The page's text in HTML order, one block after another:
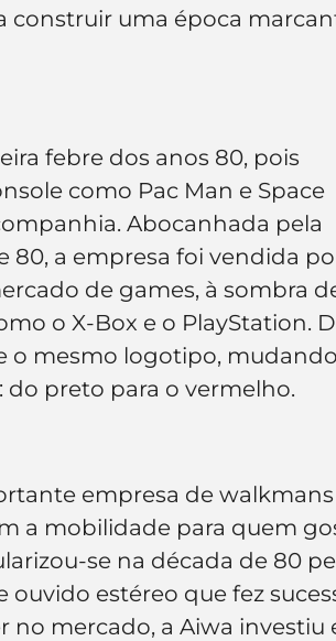
construir uma época
febre dos anos 80, pois
como Pac Man e Space
Abocanhada pela
80, a empresa foi vendida
de games, à sombra
o X-Box e o PlayStation.
o mesmo logotipo,
preto para o vermelho.
empresa de
a mobilidade para quem
se na década de 80
ouvido estéreo que fez
no mercado, a Aiwa investiu